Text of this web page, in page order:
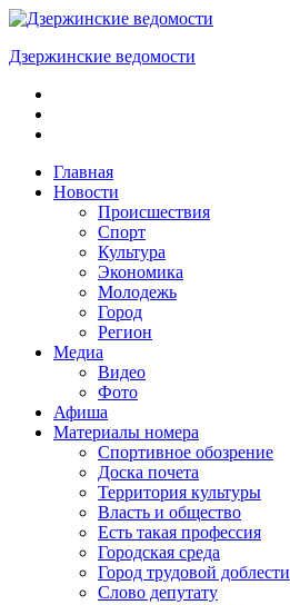
Skip
content
Дзержинские ведомости
ОБЩЕСТВЕННО-
ПОЛИТИЧЕСКАЯ
ГАЗЕТАГлавная
Новости
Происшествия
Спорт
Культура
Экономика
Молодежь
Город
Регион
Медиа
Видео
Фото
Афиша
Материалы номера
Спортивное обозрение
Доска почета
Территория культуры
Власть и общество
Есть такая профессия
Городская среда
Город трудовой доблести
Слово депутату